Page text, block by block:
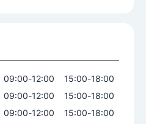
09:00-12:00 15:00-18:00
09:00-12:00 15:00-18:00
09:00-12:00 15:00-18:00